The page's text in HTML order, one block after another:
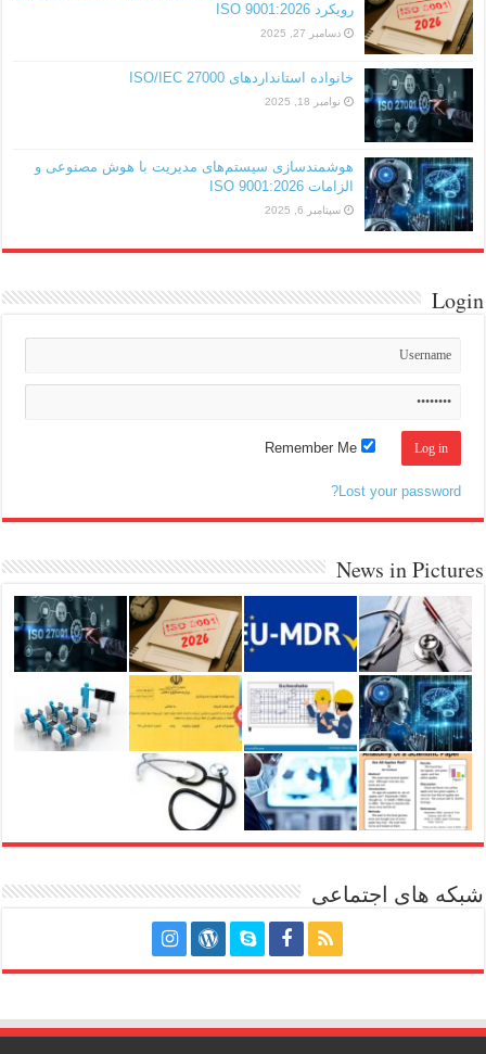
رویکرد ISO 9001:2026
دسامبر 27, 2025
خانواده استانداردهای ISO/IEC 27000
نوامبر 18, 2025
هوشمندسازی سیستم‌های مدیریت با هوش مصنوعی و
الزامات ISO 9001:2026
سپتامبر 6, 2025
Login
Remember Me
Lost your password?
News in Pictures
شبکه های اجتماعی